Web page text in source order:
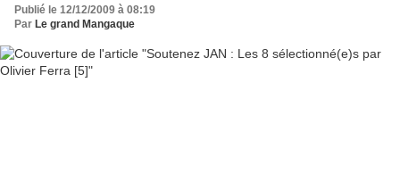
Publié le 12/12/2009 à 08:19
Par Le grand Mangaque